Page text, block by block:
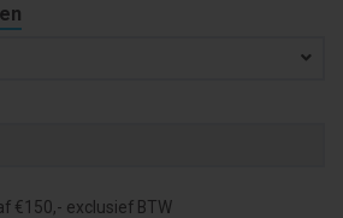
€150,- exclusief BTW